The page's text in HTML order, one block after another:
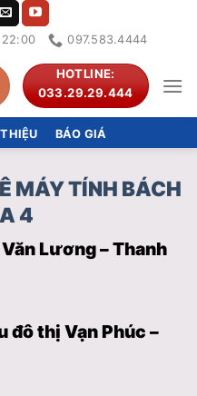
097.583.4444
HOTLINE:
033.29.29.444
BÁO GIÁ
MÁY TÍNH BÁCH
4
Lương – Thanh
đô thị Vạn Phúc –